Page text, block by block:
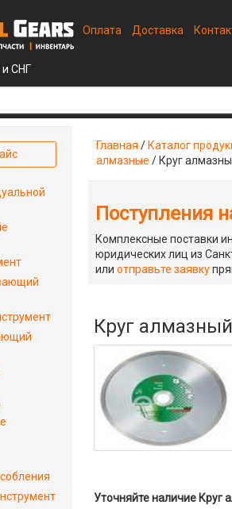
и СНГ
Оплата Доставка
Главная / Каталог
алмазные / Круг
Поступления
Комплексные поставки
юридических лиц из
илиотправьте заявку
Круг
Уточняйте наличие Круг